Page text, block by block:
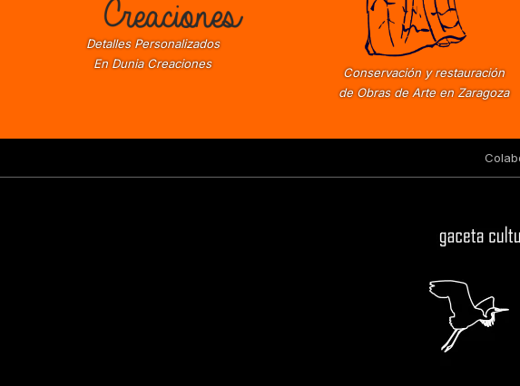
Detalles Personalizados
En Dunia Creaciones
Conservación y restauración
de Obras de Arte en Zaragoza